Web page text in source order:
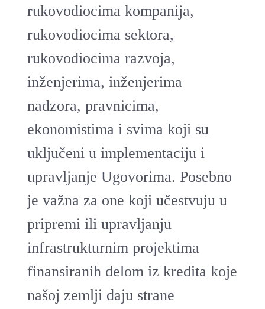
rukovodiocima kompanija,
rukovodiocima sektora,
rukovodiocima razvoja,
inženjerima, inženjerima
nadzora, pravnicima,
ekonomistima i svima koji su
uključeni u implementaciju i
upravljanje Ugovorima. Posebno
je važna za one koji učestvuju u
pripremi ili upravljanju
infrastrukturnim projektima
finansiranih delom iz kredita koje
našoj zemlji daju strane